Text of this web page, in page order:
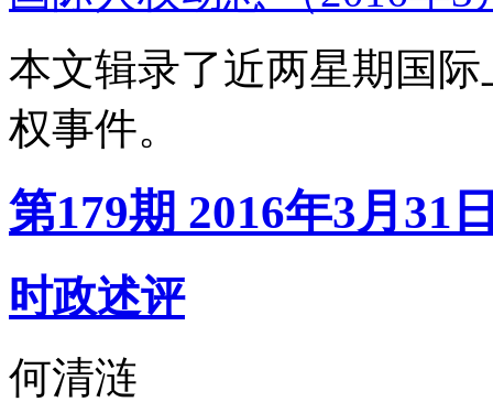
本文辑录了近两星期国
权事件。
第179期 2016年3月31
时政述评
何清涟